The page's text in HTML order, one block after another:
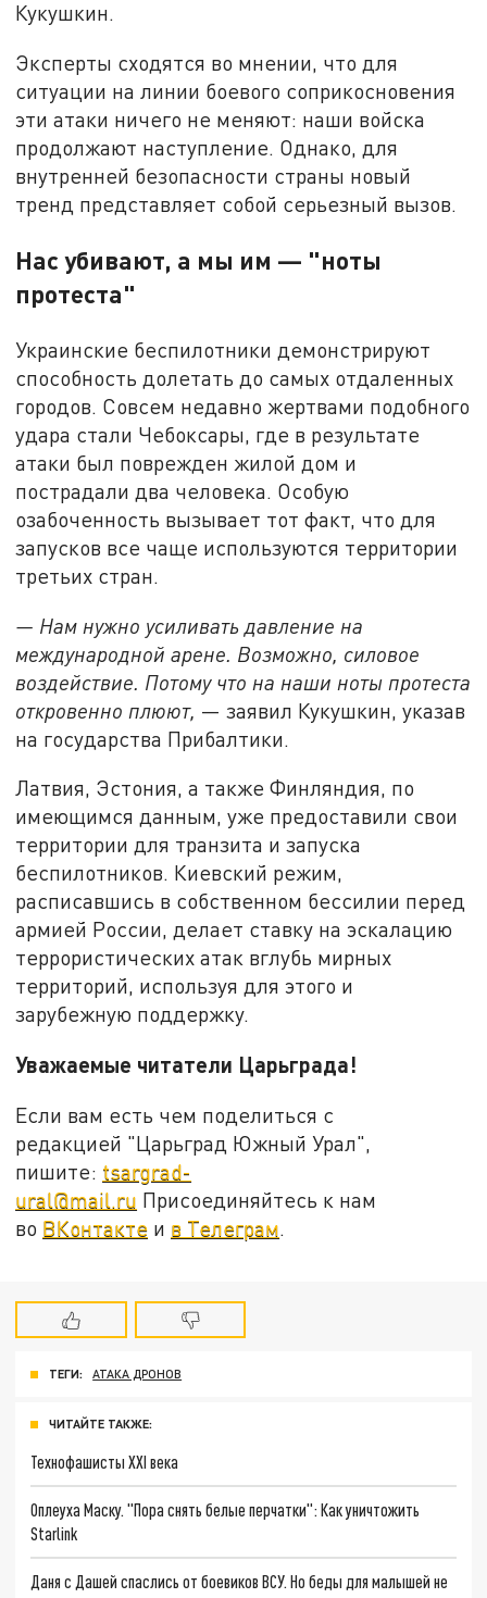
Кукушкин.
Эксперты сходятся во мнении, что для
ситуации на линии боевого соприкосновения
эти атаки ничего не меняют: наши войска
продолжают наступление. Однако, для
внутренней безопасности страны новый
тренд представляет собой серьезный вызов.
Нас убивают, а мы им — "ноты
протеста"
Украинские беспилотники демонстрируют
способность долетать до самых отдаленных
городов. Совсем недавно жертвами подобного
удара стали Чебоксары, где в результате
атаки был поврежден жилой дом и
пострадали два человека. Особую
озабоченность вызывает тот факт, что для
запусков все чаще используются территории
третьих стран.
— Нам нужно усиливать давление на
международной арене. Возможно, силовое
воздействие. Потому что на наши ноты протеста
откровенно плюют, — заявил Кукушкин, указав
на государства Прибалтики.
Латвия, Эстония, а также Финляндия, по
имеющимся данным, уже предоставили свои
территории для транзита и запуска
беспилотников. Киевский режим,
расписавшись в собственном бессилии перед
армией России, делает ставку на эскалацию
террористических атак вглубь мирных
территорий, используя для этого и
зарубежную поддержку.
Уважаемые читатели Царьграда!
Если вам есть чем поделиться с
редакцией "Царьград Южный Урал",
пишите: tsargrad-
ural@mail.ru Присоединяйтесь к нам
во ВКонтакте и в Телеграм.
ТЕГИ: АТАКА ДРОНОВ
ЧИТАЙТЕ ТАКЖЕ:
Технофашисты XXI века
Оплеуха Маску. "Пора снять белые перчатки": Как уничтожить
Starlink
Даня с Дашей спаслись от боевиков ВСУ. Но беды для малышей не